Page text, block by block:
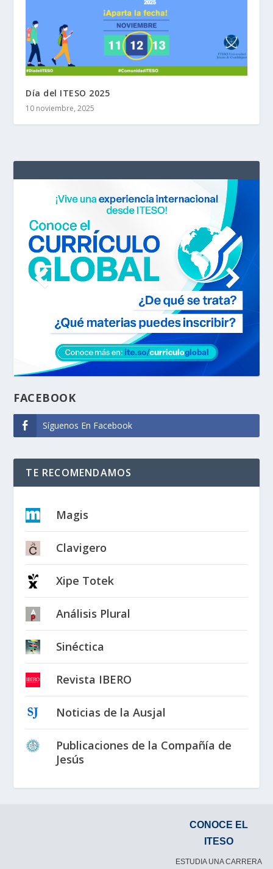
Día del ITESO 2025
10 noviembre, 2025
FACEBOOK
Síguenos En Facebook
TE RECOMENDAMOS
Magis
Clavigero
Xipe Totek
Análisis Plural
Sinéctica
Revista IBERO
Noticias de la Ausjal
Publicaciones de la Compañía de
Jesús
CONOCE EL
ITESO
ESTUDIA UNA CARRERA